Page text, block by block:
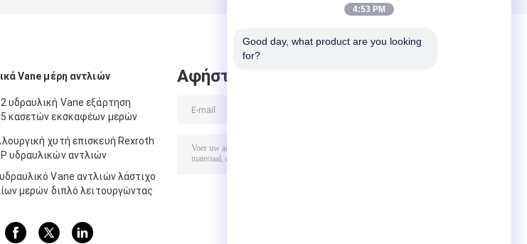
Vane μέρη αντλιών
υδραυλική Vane εξάρτηση
κασετών εκσκαφέων μερών
χυτή επισκευή Rexroth
υδραυλικών αντλιών
Vane αντλιών λάστιχο
μερών διπλό λειτουργώντας
Αφήστε μήνυμα
4:53 PM
Good day, what product are you looking
for?